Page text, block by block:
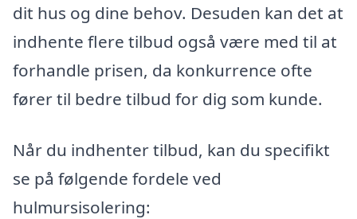
dit hus og dine behov. Desuden kan det at
indhente flere tilbud også være med til at
forhandle prisen, da konkurrence ofte
fører til bedre tilbud for dig som kunde.
Når du indhenter tilbud, kan du specifikt
se på følgende fordele ved
hulmursisolering: